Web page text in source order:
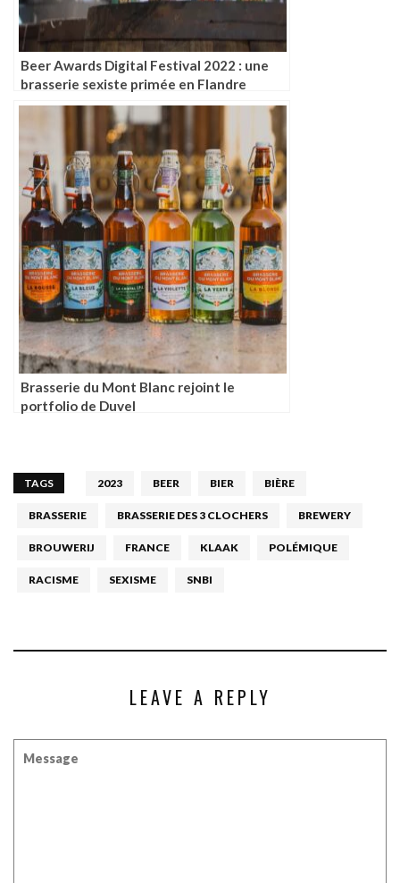
Beer Awards Digital Festival 2022 : une
brasserie sexiste primée en Flandre
Brasserie du Mont Blanc rejoint le
portfolio de Duvel
TAGS 2023 BEER BIER BIÈRE
BRASSERIE BRASSERIE DES 3 CLOCHERS BREWERY
BROUWERIJ FRANCE KLAAK POLÉMIQUE
RACISME SEXISME SNBI
LEAVE A REPLY